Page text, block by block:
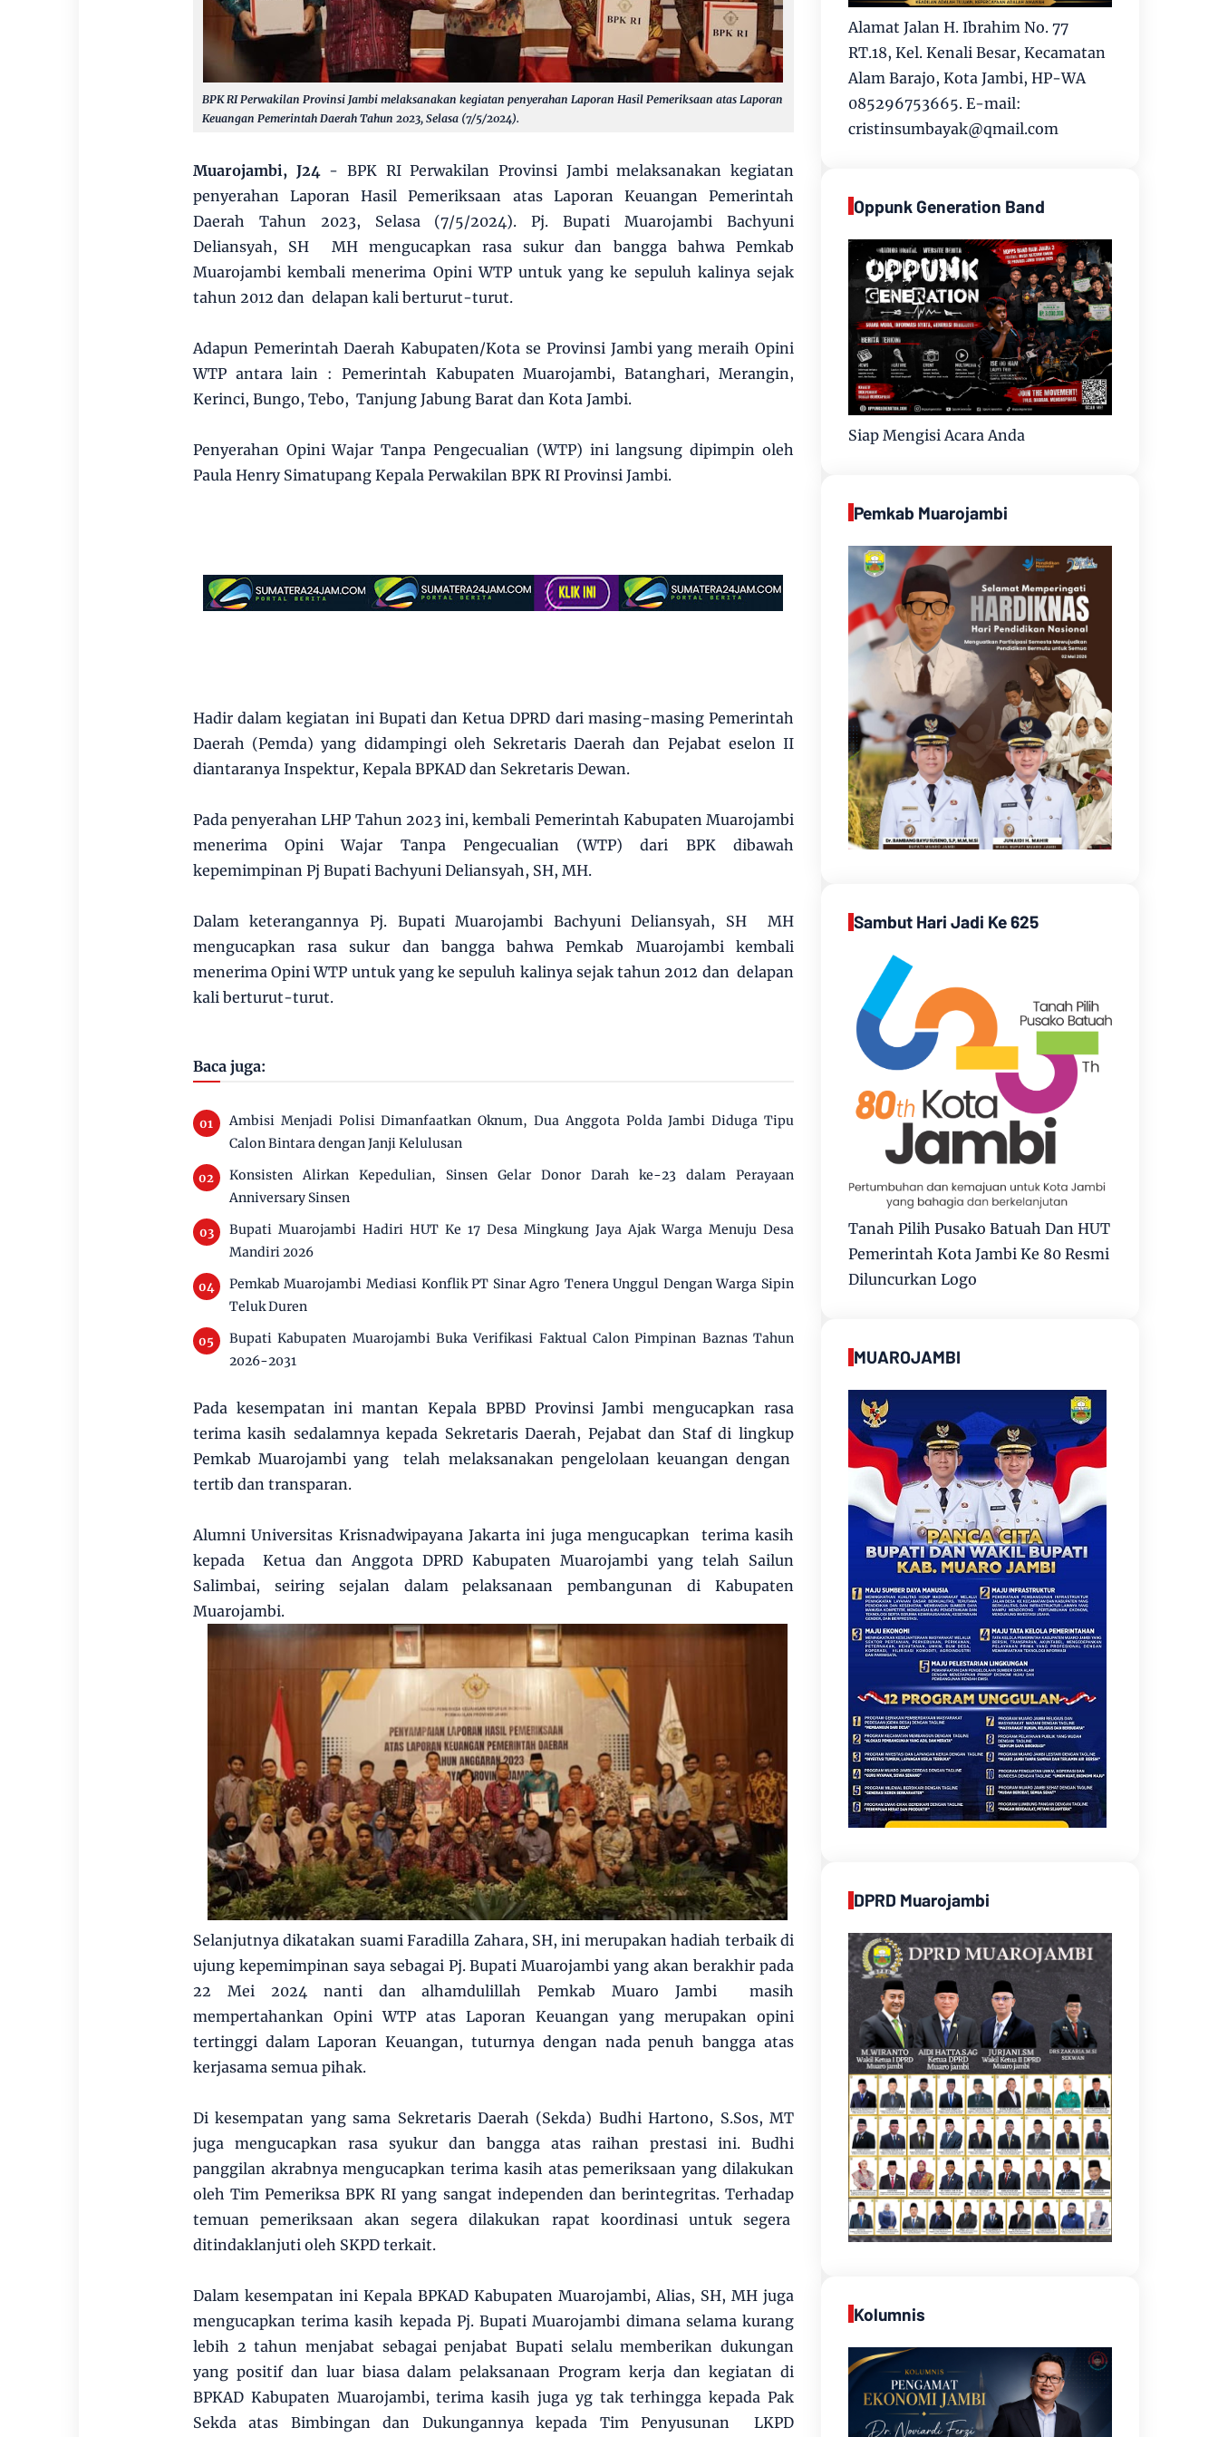
BPK RI Perwakilan Provinsi Jambi melaksanakan kegiatan penyerahan Laporan Hasil Pemeriksaan atas Laporan
Keuangan Pemerintah Daerah Tahun 2023, Selasa (7/5/2024).
Muarojambi, J24- BPK RI Perwakilan Provinsi Jambi melaksanakan kegiatan
penyerahan Laporan Hasil Pemeriksaan atas Laporan Keuangan Pemerintah
Daerah Tahun 2023, Selasa (7/5/2024). Pj. Bupati Muarojambi Bachyuni
Deliansyah, SH MH mengucapkan rasa sukur dan bangga bahwa Pemkab
Muarojambi kembali menerima Opini WTP untuk yang ke sepuluh kalinya sejak
tahun 2012 dan delapan kali berturut-turut.
Adapun Pemerintah Daerah Kabupaten/Kota se Provinsi Jambi yang meraih Opini
WTP antara lain : Pemerintah Kabupaten Muarojambi, Batanghari, Merangin,
Kerinci, Bungo, Tebo, Tanjung Jabung Barat dan Kota Jambi.
Penyerahan Opini Wajar Tanpa Pengecualian (WTP) ini langsung dipimpin oleh
Paula Henry Simatupang Kepala Perwakilan BPK RI Provinsi Jambi.
Hadir dalam kegiatan ini Bupati dan Ketua DPRD dari masing-masing Pemerintah
Daerah (Pemda) yang didampingi oleh Sekretaris Daerah dan Pejabat eselon II
diantaranya Inspektur, Kepala BPKAD dan Sekretaris Dewan.
Pada penyerahan LHP Tahun 2023 ini, kembali Pemerintah Kabupaten Muarojambi
menerima Opini Wajar Tanpa Pengecualian (WTP) dari BPK dibawah
kepemimpinan Pj Bupati Bachyuni Deliansyah, SH, MH.
Dalam keterangannya Pj. Bupati Muarojambi Bachyuni Deliansyah, SH MH
mengucapkan rasa sukur dan bangga bahwa Pemkab Muarojambi kembali
menerima Opini WTP untuk yang ke sepuluh kalinya sejak tahun 2012 dan delapan
kali berturut-turut.
Baca juga:
Ambisi Menjadi Polisi Dimanfaatkan Oknum, Dua Anggota Polda Jambi Diduga Tipu
Calon Bintara dengan Janji Kelulusan
Konsisten Alirkan Kepedulian, Sinsen Gelar Donor Darah ke-23 dalam Perayaan
Anniversary Sinsen
Bupati Muarojambi Hadiri HUT Ke 17 Desa Mingkung Jaya Ajak Warga Menuju Desa
Mandiri 2026
Pemkab Muarojambi Mediasi Konflik PT Sinar Agro Tenera Unggul Dengan Warga Sipin
Teluk Duren
Bupati Kabupaten Muarojambi Buka Verifikasi Faktual Calon Pimpinan Baznas Tahun
2026-2031
Pada kesempatan ini mantan Kepala BPBD Provinsi Jambi mengucapkan rasa
terima kasih sedalamnya kepada Sekretaris Daerah, Pejabat dan Staf di lingkup
Pemkab Muarojambi yang telah melaksanakan pengelolaan keuangan dengan
tertib dan transparan.
Alumni Universitas Krisnadwipayana Jakarta ini juga mengucapkan terima kasih
kepada Ketua dan Anggota DPRD Kabupaten Muarojambi yang telah Sailun
Salimbai, seiring sejalan dalam pelaksanaan pembangunan di Kabupaten
Muarojambi.
Selanjutnya dikatakan suami Faradilla Zahara, SH, ini merupakan hadiah terbaik di
ujung kepemimpinan saya sebagai Pj. Bupati Muarojambi yang akan berakhir pada
22 Mei 2024 nanti dan alhamdulillah Pemkab Muaro Jambi masih
mempertahankan Opini WTP atas Laporan Keuangan yang merupakan opini
tertinggi dalam Laporan Keuangan, tuturnya dengan nada penuh bangga atas
kerjasama semua pihak.
Di kesempatan yang sama Sekretaris Daerah (Sekda) Budhi Hartono, S.Sos, MT
juga mengucapkan rasa syukur dan bangga atas raihan prestasi ini. Budhi
panggilan akrabnya mengucapkan terima kasih atas pemeriksaan yang dilakukan
oleh Tim Pemeriksa BPK RI yang sangat independen dan berintegritas. Terhadap
temuan pemeriksaan akan segera dilakukan rapat koordinasi untuk segera
ditindaklanjuti oleh SKPD terkait.
Dalam kesempatan ini Kepala BPKAD Kabupaten Muarojambi, Alias, SH, MH juga
mengucapkan terima kasih kepada Pj. Bupati Muarojambi dimana selama kurang
lebih 2 tahun menjabat sebagai penjabat Bupati selalu memberikan dukungan
yang positif dan luar biasa dalam pelaksanaan Program kerja dan kegiatan di
BPKAD Kabupaten Muarojambi, terima kasih juga yg tak terhingga kepada Pak
Sekda atas Bimbingan dan Dukungannya kepada Tim Penyusunan LKPD
Alamat Jalan H. Ibrahim No. 77
RT.18, Kel. Kenali Besar, Kecamatan
Alam Barajo, Kota Jambi, HP-WA
085296753665. E-mail:
cristinsumbayak@qmail.com
Oppunk Generation Band
Siap Mengisi Acara Anda
Pemkab Muarojambi
Sambut Hari Jadi Ke 625
Tanah Pilih Pusako Batuah Dan HUT
Pemerintah Kota Jambi Ke 80 Resmi
Diluncurkan Logo
MUAROJAMBI
DPRD Muarojambi
Kolumnis